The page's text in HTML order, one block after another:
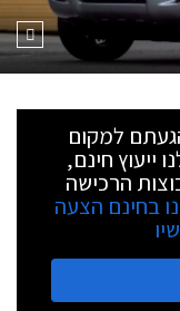
למקום
ייעוץ חינם,
הרכישה
בחינם הצעה